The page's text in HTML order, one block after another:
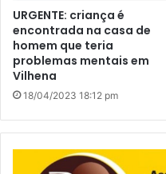
URGENTE: criança é
encontrada na casa de
homem que teria
problemas mentais em
Vilhena
18/04/2023 18:12 pm